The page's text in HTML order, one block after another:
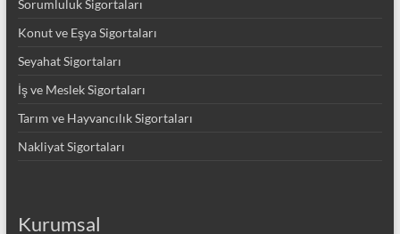
Sorumluluk Sigortaları
Konut ve Eşya Sigortaları
Seyahat Sigortaları
İş ve Meslek Sigortaları
Tarım ve Hayvancılık Sigortaları
Nakliyat Sigortaları
Kurumsal